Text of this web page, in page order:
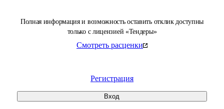
Полная информация и возможность оставить отклик доступны
только с лицензией «Тендеры»
Смотреть расценки
Регистрация
Вход